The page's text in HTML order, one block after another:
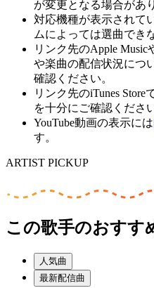
が変更となる場合があ
対応機種が表示されて
ムによっては選曲でき
リンク先のApple Music
や楽曲の配信状況につ
確認ください。
リンク先のiTunes
を十分にご確認くださ
YouTube動画の表示には
す。
ARTIST PICKUP
この歌手のおすす
人気曲
最新配信曲